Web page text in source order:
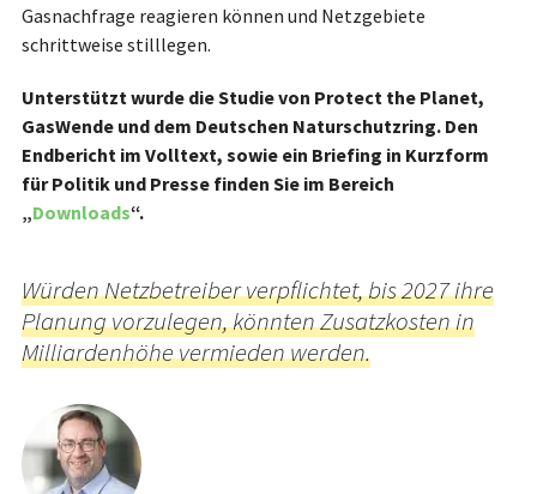
Würden Netzbetreiber verpflichtet, bis 2027 ihre
Planung vorzulegen, könnten Zusatzkosten in
Milliardenhöhe vermieden werden.
Gasnachfrage reagieren können und Netzgebiete
schrittweise stilllegen.
Unterstützt wurde die Studie von Protect the Planet,
GasWende und dem Deutschen Naturschutzring. Den
Endbericht im Volltext, sowie ein Briefing in Kurzform
für Politik und Presse finden Sie im Bereich
„Downloads“.